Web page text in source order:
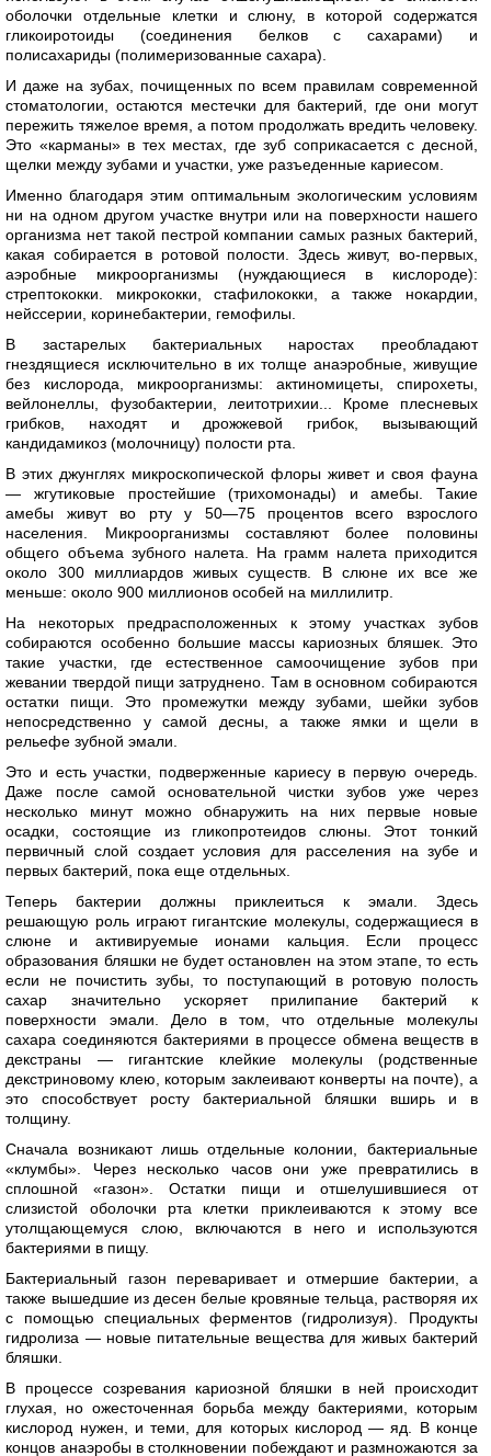
оболочки отдельные клетки и слюну, в которой содержатся
гликоиротоиды (соединения белков с сахарами) и
полисахариды (полимеризованные сахара).
И даже на зубах, почищенных по всем правилам современной
стоматологии, остаются местечки для бактерий, где они могут
пережить тяжелое время, а потом продолжать вредить человеку.
Это «карманы» в тех местах, где зуб соприкасается с десной,
щелки между зубами и участки, уже разъеденные кариесом.
Именно благодаря этим оптимальным экологическим условиям
ни на одном другом участке внутри или на поверхности нашего
организма нет такой пестрой компании самых разных бактерий,
какая собирается в ротовой полости. Здесь живут, во-первых,
аэробные микроорганизмы (нуждающиеся в кислороде):
стрептококки. микрококки, стафилококки, а также нокардии,
нейссерии, коринебактерии, гемофилы.
В застарелых бактериальных наростах преобладают
гнездящиеся исключительно в их толще анаэробные, живущие
без кислорода, микроорганизмы: актиномицеты, спирохеты,
вейлонеллы, фузобактерии, леитотрихии... Кроме плесневых
грибков, находят и дрожжевой грибок, вызывающий
кандидамикоз (молочницу) полости рта.
В этих джунглях микроскопической флоры живет и своя фауна
— жгутиковые простейшие (трихомонады) и амебы. Такие
амебы живут во рту у 50—75 процентов всего взрослого
населения. Микроорганизмы составляют более половины
общего объема зубного налета. На грамм налета приходится
около 300 миллиардов живых существ. В слюне их все же
меньше: около 900 миллионов особей на миллилитр.
На некоторых предрасположенных к этому участках зубов
собираются особенно большие массы кариозных бляшек. Это
такие участки, где естественное самоочищение зубов при
жевании твердой пищи затруднено. Там в основном собираются
остатки пищи. Это промежутки между зубами, шейки зубов
непосредственно у самой десны, а также ямки и щели в
рельефе зубной эмали.
Это и есть участки, подверженные кариесу в первую очередь.
Даже после самой основательной чистки зубов уже через
несколько минут можно обнаружить на них первые новые
осадки, состоящие из гликопротеидов слюны. Этот тонкий
первичный слой создает условия для расселения на зубе и
первых бактерий, пока еще отдельных.
Теперь бактерии должны приклеиться к эмали. Здесь
решающую роль играют гигантские молекулы, содержащиеся в
слюне и активируемые ионами кальция. Если процесс
образования бляшки не будет остановлен на этом этапе, то есть
если не почистить зубы, то поступающий в ротовую полость
сахар значительно ускоряет прилипание бактерий к
поверхности эмали. Дело в том, что отдельные молекулы
сахара соединяются бактериями в процессе обмена веществ в
декстраны — гигантские клейкие молекулы (родственные
декстриновому клею, которым заклеивают конверты на почте), а
это способствует росту бактериальной бляшки вширь и в
толщину.
Сначала возникают лишь отдельные колонии, бактериальные
«клумбы». Через несколько часов они уже превратились в
сплошной «газон». Остатки пищи и отшелушившиеся от
слизистой оболочки рта клетки приклеиваются к этому все
утолщающемуся слою, включаются в него и используются
бактериями в пищу.
Бактериальный газон переваривает и отмершие бактерии, а
также вышедшие из десен белые кровяные тельца, растворяя их
с помощью специальных ферментов (гидролизуя). Продукты
гидролиза — новые питательные вещества для живых бактерий
бляшки.
В процессе созревания кариозной бляшки в ней происходит
глухая, но ожесточенная борьба между бактериями, которым
кислород нужен, и теми, для которых кислород — яд. В конце
концов анаэробы в столкновении побеждают и размножаются за